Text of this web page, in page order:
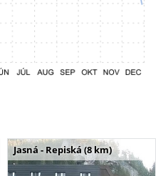
Jasná - Repiská (8 km)